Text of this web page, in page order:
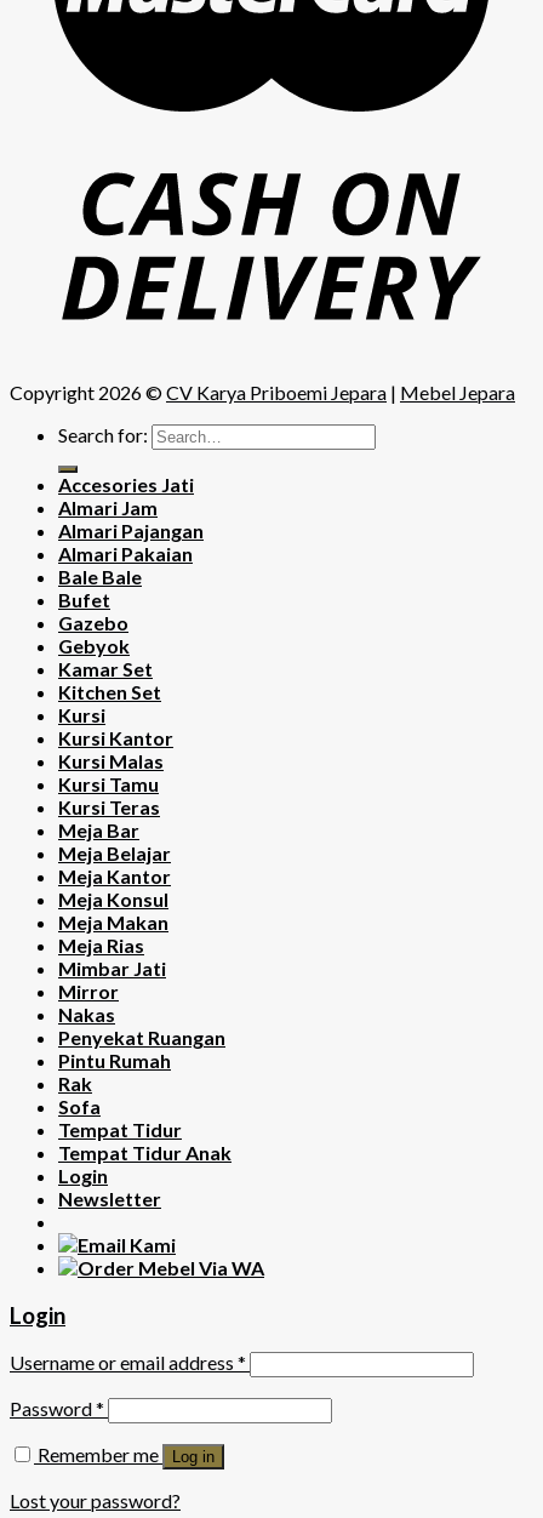
Copyright 2026 ©CV Karya Priboemi Jepara | Mebel Jepara
Search for:
Accesories Jati
Almari Jam
Almari Pajangan
Almari Pakaian
Bale Bale
Bufet
Gazebo
Gebyok
Kamar Set
Kitchen Set
Kursi
Kursi Kantor
Kursi Malas
Kursi Tamu
Kursi Teras
Meja Bar
Meja Belajar
Meja Kantor
Meja Konsul
Meja Makan
Meja Rias
Mimbar Jati
Mirror
Nakas
Penyekat Ruangan
Pintu Rumah
Rak
Sofa
Tempat Tidur
Tempat Tidur Anak
Login
Newsletter
Login
Username or email address *
Password*
Remember me
Log in
Lost your password?